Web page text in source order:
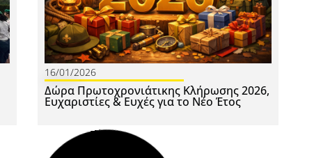
16/01/2026
Δώρα Πρωτοχρονιάτικης Κλήρωσης 2026,
Ευχαριστίες & Ευχές για το Νέο Έτος